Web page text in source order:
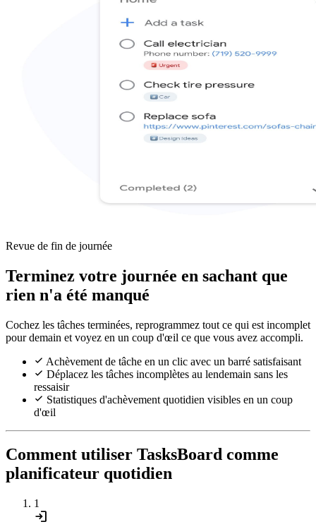
Revue de fin de journée
Terminez votre journée en sachant que
rien n'a été manqué
Cochez les tâches terminées, reprogrammez tout ce qui est incomplet
pour demain et voyez en un coup d'œil ce que vous avez accompli.
Achèvement de tâche en un clic avec un barré satisfaisant
Déplacez les tâches incomplètes au lendemain sans les
ressaisir
Statistiques d'achèvement quotidien visibles en un coup
d'œil
Comment utiliser TasksBoard comme
planificateur quotidien
1
login